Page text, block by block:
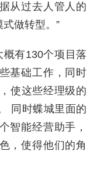
从过去人管人的
做转型。”
有130个项目落
基础工作，同时
使这些经理级的
同时蝶城里面的
智能经营助手，
，使得他们的角